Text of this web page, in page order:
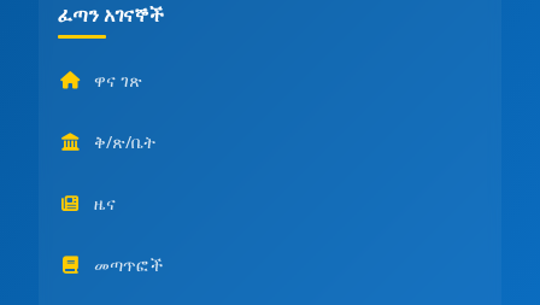
ፈጣን አገናኞች
ዋና ገጽ
ቅ/ጽ/ቤት
ዜና
መጣጥፎች